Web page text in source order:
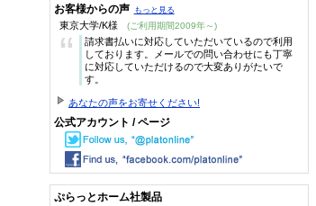
お客様からの声 もっと見る
東京大学/K様 (ご利用期間2009年～)
“
請求書払いに対応していただいているので利用
しております。メールでの問い合わせにも丁寧
に対応していただけるので大変ありがたいで
す。
あなたの声をお寄せください!
公式アカウント / ページ
ぷらっとホーム社製品